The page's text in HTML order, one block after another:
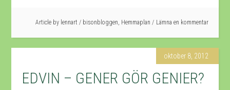
Article by lennart / bisonbloggen, Hemmaplan Lämna en kommentar
oktober 8, 2012
EDVIN – GENER GÖR GENIER?